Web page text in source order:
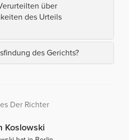
über
des Urteils
des Gerichts?
Der Richter
Koslowski